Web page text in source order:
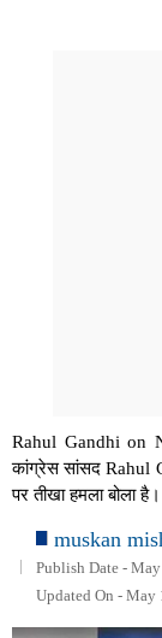
Rahul Gandhi on
कांग्रेस सांसद Rahul
पर तीखा हमला बोला है।
muskan
Publish Date -
Updated On - May